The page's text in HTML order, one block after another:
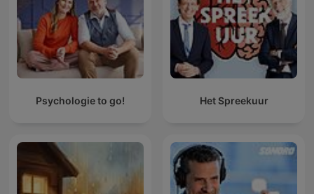
Psychologie to go! Het Spreekuur